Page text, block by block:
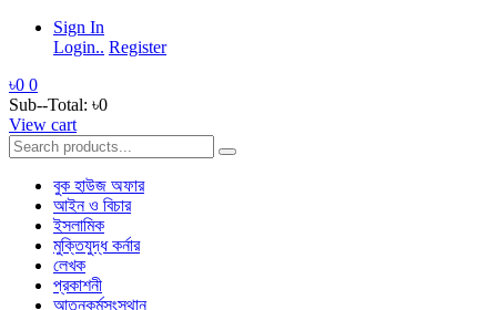
Sign In
Login.. Register
৳0 0
Sub--Total: ৳0
View cart
বুক হাউজ অফার
আইন ও বিচার
ইসলামিক
মুক্তিযুদ্ধ কর্নার
লেখক
প্রকাশনী
আত্নকর্মসংস্থান